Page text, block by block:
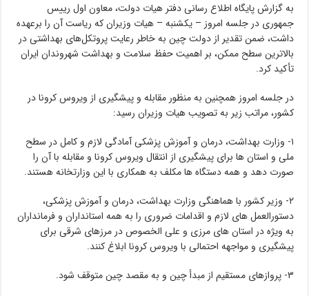
به گزارش پایگاه اطلاع رسانی دفتر هیات دولت، معاون اول رییس
جمهوری در جلسه امروز – یکشنبه – هیات وزیران که ریاست آن را برعهده
داشت، ضمن تقدیر از دولت چین به خاطر رعایت پروتکل‌های بهداشتی در
بالاترین سطح ممکن، بر اهمیت حفظ سلامت و بهداشت شهروندان ایران
تأکید کرد.
در جلسه امروز همچنین به منظور مقابله و پیشگیری از ویروس کرونا در
کشور، مراتب زیر به تصویب هیات وزیران رسید:
۱- وزارت بهداشت، درمان و آموزش پزشکی آمادگی لازم و کامل در سطح
ملی و استان ها برای پیشگیری از انتقال ویروس کرونا و مقابله با آن را
صورت دهد و همه دستگاه ها مکلف به همکاری با این وزارتخانه هستند.
۲- وزیر کشور با هماهنگی وزارت بهداشت، درمان و آموزش پزشکی،
دستورالعمل های لازم و اقدامات ضروری را به همه استانداران و فرمانداران
به ویژه در استان های مرزی و علی الخصوص در مرزهای شرقی برای
پیشگیری و مواجهه احتمالی با ویروس کرونا ابلاغ کنند.
۳- پروازهای مستقیم از مبدأ چین و به مقصد چین متوقف شود.